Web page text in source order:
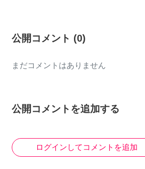
公開コメント (0)
まだコメントはありません
公開コメントを追加する
ログインしてコメントを追加